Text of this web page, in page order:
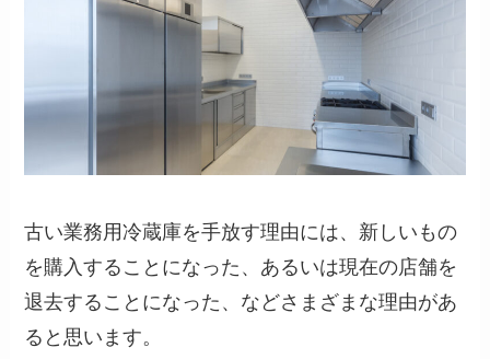
古い業務用冷蔵庫を手放す理由には、新しいもの
を購入することになった、あるいは現在の店舗を
退去することになった、などさまざまな理由があ
ると思います。